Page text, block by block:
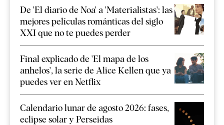
De 'El diario de Noa' a 'Materialistas': las
mejores películas románticas del siglo
XXI que no te puedes perder
Final explicado de 'El mapa de los
anhelos', la serie de Alice Kellen que ya
puedes ver en Netflix
Calendario lunar de agosto 2026: fases,
eclipse solar y Perseidas